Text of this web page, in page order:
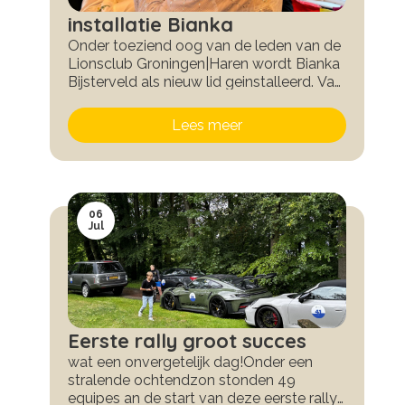
installatie Bianka
Onder toeziend oog van de leden van de
Lionsclub Groningen|Haren wordt Bianka
Bijsterveld als nieuw lid geinstalleerd. Van
bent!
Lees meer
06
Jul
Eerste rally groot succes
wat een onvergetelijk dag!Onder een
stralende ochtendzon stonden 49
equipes an de start van deze eerste rally